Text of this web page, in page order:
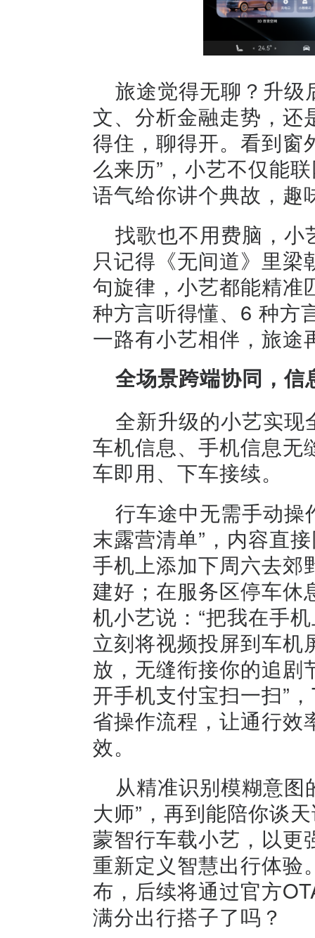
旅途觉得无聊？升级
文、分析金融走势，还
得住，聊得开。看到窗
么来历”，小艺不仅能
语气给你讲个典故，趣
找歌也不用费脑，小
只记得《无间道》里
句旋律，小艺都能精准
种方言听得懂、6 种方
一路有小艺相伴，旅途
全场景跨端协同 ，
全新升级的小艺实现
车机信息、手机信息无
车即用、下车接续。
行车途中无需手动操
末露营清单”，内容直
手机上添加下周六去郊
建好；在服务区停车休
机小艺说：“把我在手
立刻将视频投屏到车机
放，无缝衔接你的追剧
开手机支付宝扫一扫”
省操作流程，让通行效
效。
从精准识别模糊意图
大师”，再到能陪你谈
蒙智行车载小艺，以更
重新定义智慧出行体验
布，后续将通过官方
满分出行搭子了吗？